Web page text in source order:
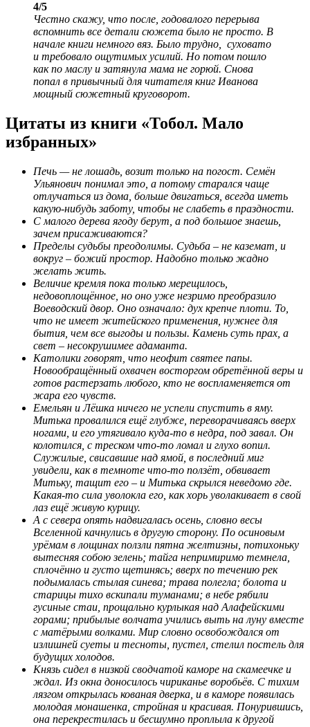
4/5
Честно скажу, что после, годовалого перерыва
вспомнить все детали сюжета было не просто. В
начале книги немного вяз. Было трудно, суховато
и требовало ощутимых усилий. Но потом пошло
как по маслу и затянула мама не горюй. Снова
попал в привычный для читателя книг Иванова
мощный сюжетный круговорот.
Цитаты из книги «Тобол. Мало
избранных»
Печь — не лошадь, возит только на погост. Семён
Ульянович понимал это, а потому старался чаще
отлучаться из дома, больше двигаться, всегда иметь
какую-нибудь заботу, чтобы не слабеть в праздности.
С малого дерева ягоду берут, а под большое знаешь,
зачем присаживаются?
Пределы судьбы преодолимы. Судьба – не каземат, и
вокруг – божий простор. Надобно только жадно
желать жить.
Величие кремля пока только мерещилось,
недовоплощённое, но оно уже незримо преобразило
Воеводский двор. Оно означало: дух крепче плоти. То,
что не имеет житейского применения, нужнее для
бытия, чем все выгоды и пользы. Камень суть прах, а
свет – несокрушимее адаманта.
Католики говорят, что неофит святее папы.
Новообращённый охвачен восторгом обретённой веры и
готов растерзать любого, кто не воспламеняется от
жара его чувств.
Емельян и Лёшка ничего не успели спустить в яму.
Митька провалился ещё глубже, переворачиваясь вверх
ногами, и его утягивало куда-то в недра, под завал. Он
колотился, с треском что-то ломал и глухо вопил.
Служилые, свисавшие над ямой, в последний миг
увидели, как в темноте что-то ползёт, обвивает
Митьку, тащит его – и Митька скрылся неведомо где.
Какая-то сила уволокла его, как хорь уволакивает в свой
лаз ещё живую курицу.
А с севера опять надвигалась осень, словно весы
Вселенной качнулись в другую сторону. По осиновым
урёмам в лощинах ползли пятна желтизны, потихоньку
вытесняя собою зелень; тайга непримиримо темнела,
сплочённо и густо щетинясь; вверх по течению рек
подымалась стылая синева; трава полегла; болота и
старицы тихо вскипали туманами; в небе рябили
гусиные стаи, прощально курлыкая над Алафейскими
горами; прибылые волчата учились выть на луну вместе
с матёрыми волками. Мир словно освобождался от
излишней суеты и тесноты, пустел, стелил постель для
будущих холодов.
Князь сидел в низкой сводчатой каморе на скамеечке и
ждал. Из окна доносилось чириканье воробьёв. С тихим
лязгом открылась кованая дверка, и в каморе появилась
молодая монашенка, стройная и красивая. Понурившись,
она перекрестилась и бесшумно проплыла к другой